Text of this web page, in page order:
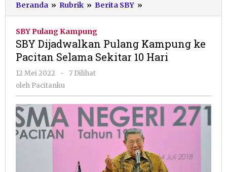
Beranda » Rubrik » Berita SBY »
Dijadwalkan
ke
Pacitan
SBY Pulang Kampung
SBY Dijadwalkan Pulang Kampung ke
Pacitan Selama Sekitar 10 Hari
12 Mei 2022
oleh
Pacitanku
-
7 Dilihat
oleh Pacitanku